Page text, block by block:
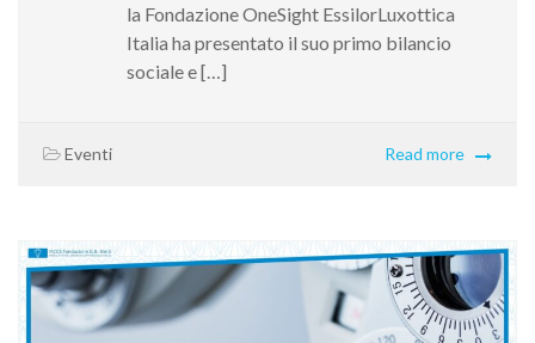
la Fondazione OneSight EssilorLuxottica
Italia ha presentato il suo primo bilancio
sociale e […]
Eventi Read more